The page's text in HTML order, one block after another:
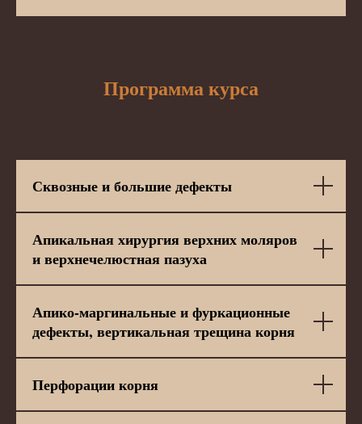
Программа курса
Сквозные и большие дефекты
Апикальная хирургия верхних моляров
и верхнечелюстная пазуха
Апико-маргинальные и фуркационные
дефекты, вертикальная трещина корня
Перфорации корня